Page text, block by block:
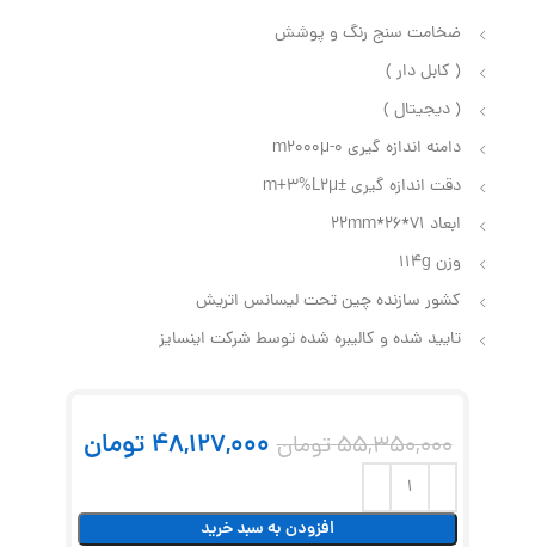
ضخامت سنج رنگ و پوشش
( کابل دار )
( دیجیتال )
دامنه اندازه گیری 0-2000µ‏m
دقت اندازه گیری ±2µ‏m+3%L
ابعاد 71*26*22mm
وزن 114g
کشور سازنده چین تحت لیسانس اتریش
تایید شده و کالیبره شده توسط شرکت اینسایز
55,350,000تومان 48,127,000 تومان
افزودن به سبد خرید